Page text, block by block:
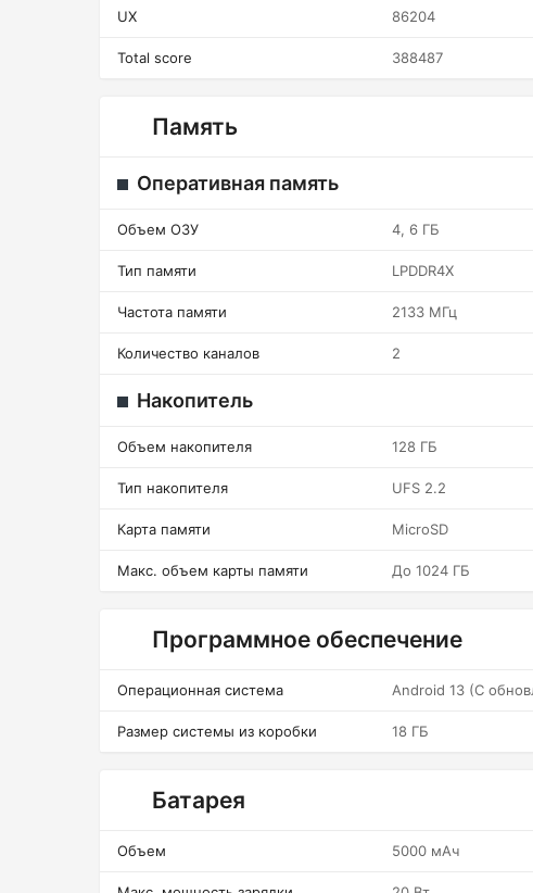
UX 86204
Total score 388487
Память
Оперативная память
Объем ОЗУ 4, 6 ГБ
Тип памяти LPDDR4X
Частота памяти 2133 МГц
Количество каналов 2
Накопитель
Объем накопителя 128 ГБ
Тип накопителя UFS 2.2
Карта памяти MicroSD
Макс. объем карты памяти До 1024 ГБ
Программное обеспечение
Операционная система Android 13 (С
Размер системы из коробки 18 ГБ
Батарея
Объем 5000 мАч